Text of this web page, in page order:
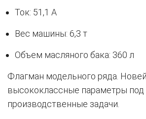
Ток: 51,1 A
Вес машины: 6,3 т
Объем масляного бака: 360 л
Флагман модельного ряда.
высококлассные параметры
производственные задачи.